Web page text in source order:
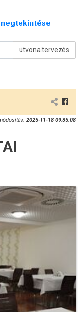
útvonaltervezés
2025-11-18 09:35:08